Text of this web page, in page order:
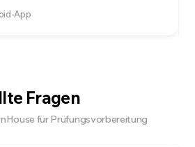
App
Fragen
für Prüfungsvorbereitung